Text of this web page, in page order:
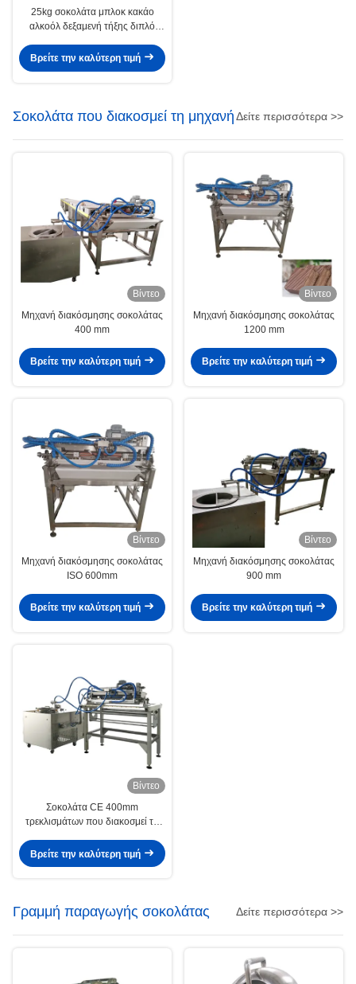
25kg σοκολάτα μπλοκ κακάο
αλκοόλ δεξαμενή τήξης διπλό
Βρείτε την καλύτερη τιμή
Σοκολάτα που διακοσμεί τη μηχανήΔείτε περισσότερα >>
Βίντεο
Μηχανή διακόσμησης σοκολάτας
400 mm
Βρείτε την καλύτερη τιμή
Βίντεο
Μηχανή διακόσμησης σοκολάτας
1200 mm
Βρείτε την καλύτερη τιμή
Βίντεο
Μηχανή διακόσμησης σοκολάτας
ISO 600mm
Βρείτε την καλύτερη τιμή
Βίντεο
Μηχανή διακόσμησης σοκολάτας
900 mm
Βρείτε την καλύτερη τιμή
Βίντεο
Σοκολάτα CE 400mm
τρεκλισμάτων που διακοσμεί τη
Βρείτε την καλύτερη τιμή
Γραμμή παραγωγής σοκολάτας Δείτε περισσότερα >>